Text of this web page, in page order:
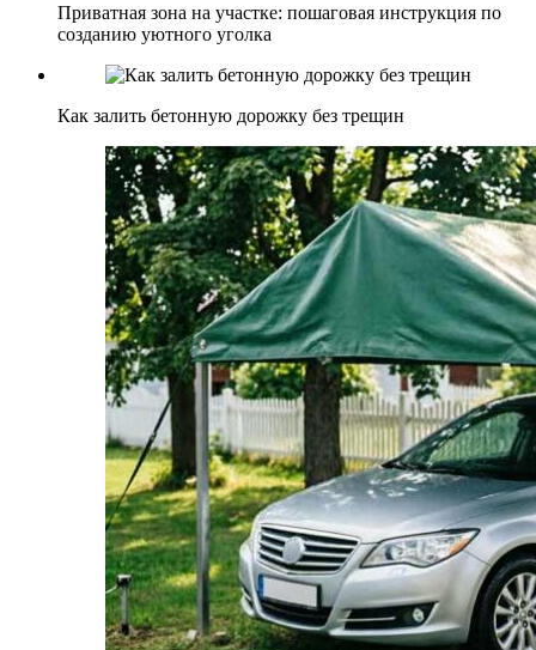
Приватная зона на участке: пошаговая инструкция по
созданию уютного уголка
Как залить бетонную дорожку без трещин